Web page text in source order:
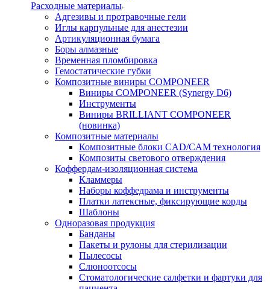
Расходные материалы
Адгезивы и протравочные гели
Иглы карпульные для анестезии
Артикуляционная бумага
Боры алмазные
Временная пломбировка
Гемостатические губки
Композитные виниры COMPONEER
Виниры COMPONEER (Synergy D6)
Инструменты
Виниры BRILLIANT COMPONEER
(новинка)
Композитные материалы
Композитные блоки CAD/СAM технология
Композиты светового отверждения
Коффердам-изоляционная система
Кламмеры
Наборы коффедрама и инструменты
Платки латексные, фиксирующие корды
Шаблоны
Одноразовая продукция
Банданы
Пакеты и рулоны для стерилизации
Пылесосы
Слюноотсосы
Стоматологические салфетки и фартуки для